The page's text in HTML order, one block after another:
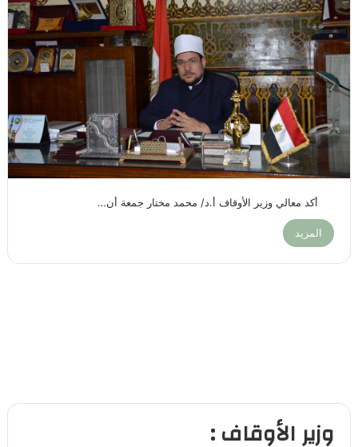
أكد معالي وزير الأوقاف أ.د/ محمد مختار جمعة أن…
المزيد
وزير الأوقاف :